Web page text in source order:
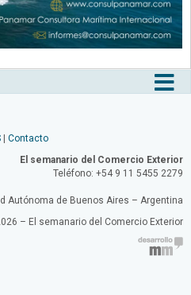
| Contacto
El semanario del Comercio Exterior
Teléfono: +54 9 11 5455 2279
Autónoma de Buenos Aires – Argentina
– El semanario del Comercio Exterior